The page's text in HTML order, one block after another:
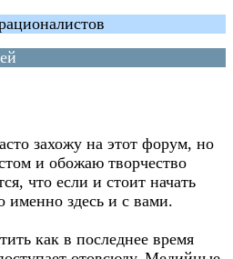
захожу на этот форум, но
и обожаю творчество
что если и стоит начать
здесь и с вами.
как в последнее время